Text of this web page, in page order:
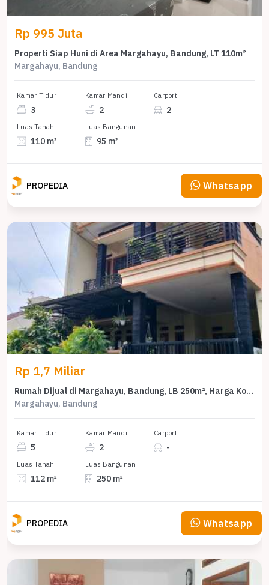
Rp 995 Juta
Properti Siap Huni di Area Margahayu, Bandung, LT 110m²
Margahayu, Bandung
Kamar Tidur
3
Kamar Mandi
2
Carport
2
Luas Tanah
110 m²
Luas Bangunan
95 m²
PROPEDIA Whatsapp
Rp 1,7 Miliar
Rumah Dijual di Margahayu, Bandung, LB 250m², Harga Kompetitif!
Margahayu, Bandung
Kamar Tidur
5
Kamar Mandi
2
Carport
-
Luas Tanah
112 m²
Luas Bangunan
250 m²
PROPEDIA Whatsapp